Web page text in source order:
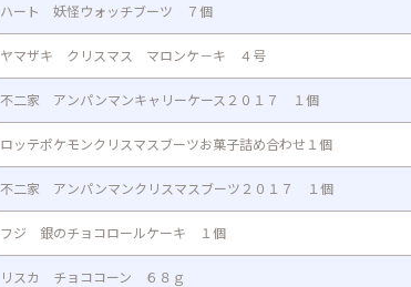
ハート 妖怪ウォッチブーツ ７個
ヤマザキ クリスマス マロンケ－キ ４号
不二家 アンパンマンキャリーケース２０１７ １個
ロッテポケモンクリスマスブーツお菓子詰め合わせ１個
不二家 アンパンマンクリスマスブーツ２０１７ １個
フジ 銀のチョコロールケーキ １個
リスカ チョココーン ６８ｇ